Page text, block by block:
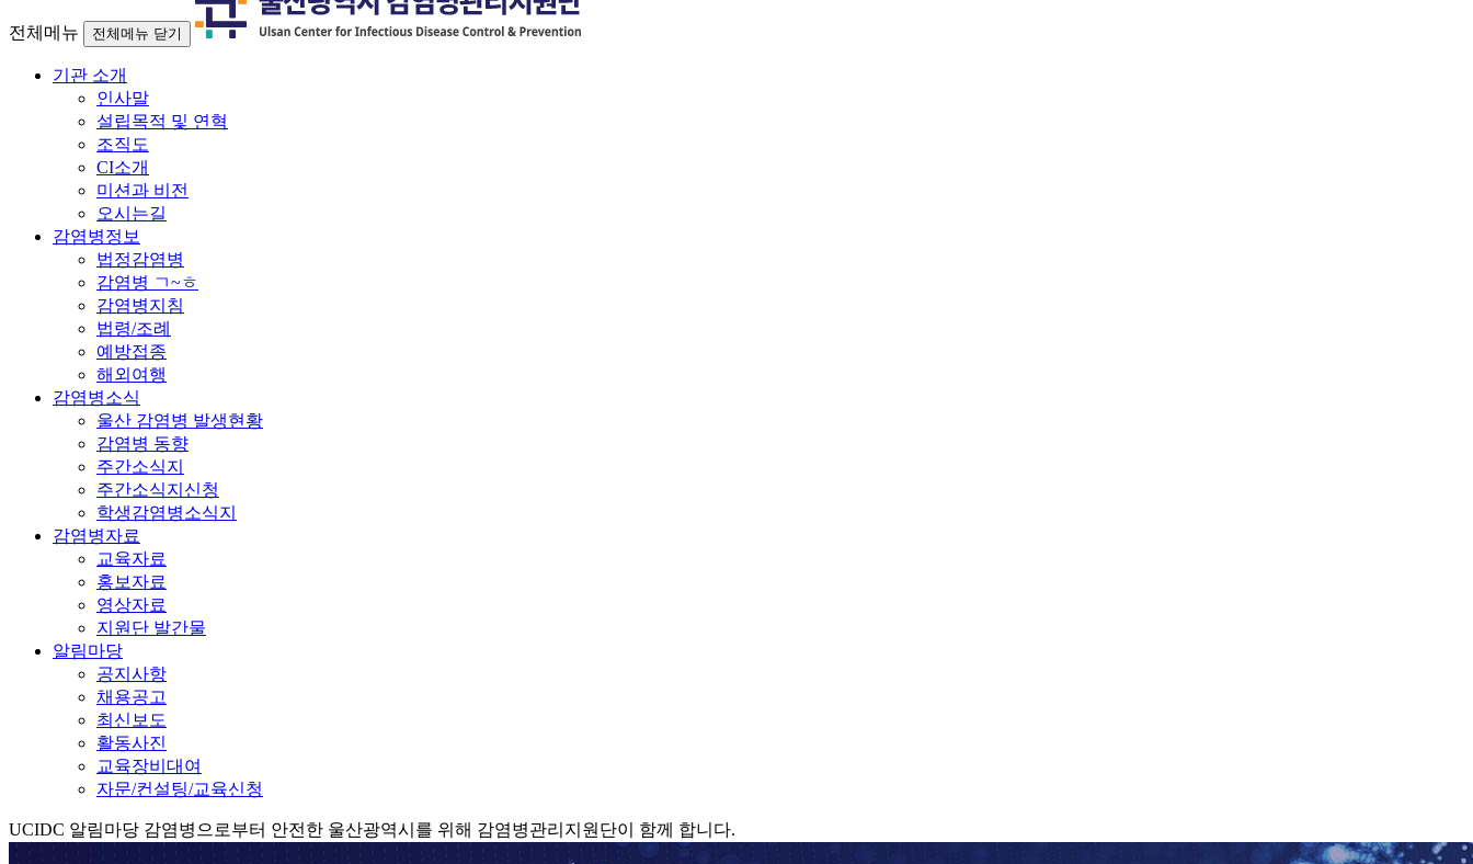
전체메뉴 전체메뉴 닫기
기관 소개
인사말
설립목적 및 연혁
조직도
CI소개
미션과 비전
오시는길
감염병정보
법정감염병
감염병 ㄱ~ㅎ
감염병지침
법령/조례
예방접종
해외여행
감염병소식
울산 감염병 발생현황
감염병 동향
주간소식지
주간소식지신청
학생감염병소식지
감염병자료
교육자료
홍보자료
영상자료
지원단 발간물
알림마당
공지사항
채용공고
최신보도
활동사진
교육장비대여
자문/컨설팅/교육신청
UCIDC 알림마당 감염병으로부터 안전한 울산광역시를 위해 감염병관리지원단이 함께 합니다.